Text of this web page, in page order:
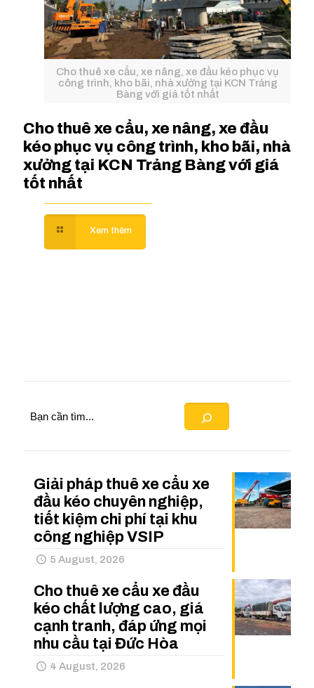
Cho thuê xe cẩu, xe nâng, xe đầu kéo phục vụ
công trình, kho bãi, nhà xưởng tại KCN Trảng
Bàng với giá tốt nhất
Cho thuê xe cẩu, xe nâng, xe đầu
kéo phục vụ công trình, kho bãi, nhà
xưởng tại KCN Trảng Bàng với giá
tốt nhất
Search
Giải pháp thuê xe cẩu xe
đầu kéo chuyên nghiệp,
tiết kiệm chi phí tại khu
công nghiệp VSIP
5 August, 2026
Cho thuê xe cẩu xe đầu
kéo chất lượng cao, giá
cạnh tranh, đáp ứng mọi
nhu cầu tại Đức Hòa
4 August, 2026